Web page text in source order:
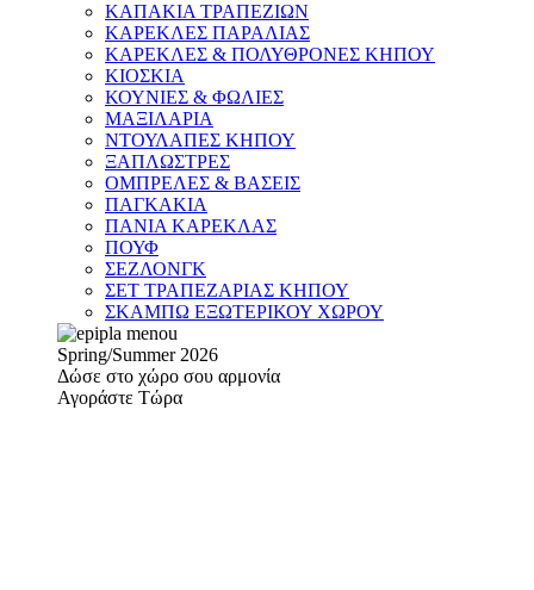
ΚΑΠΑΚΙΑ ΤΡΑΠΕΖΙΩΝ
ΚΑΡΕΚΛΕΣ ΠΑΡΑΛΙΑΣ
ΚΑΡΕΚΛΕΣ & ΠΟΛΥΘΡΟΝΕΣ ΚΗΠΟΥ
ΚΙΟΣΚΙΑ
ΚΟΥΝΙΕΣ & ΦΩΛΙΕΣ
ΜΑΞΙΛΑΡΙΑ
ΝΤΟΥΛΑΠΕΣ ΚΗΠΟΥ
ΞΑΠΛΩΣΤΡΕΣ
ΟΜΠΡΕΛΕΣ & ΒΑΣΕΙΣ
ΠΑΓΚΑΚΙΑ
ΠΑΝΙΑ ΚΑΡΕΚΛΑΣ
ΠΟΥΦ
ΣΕΖΛΟΝΓΚ
ΣΕΤ ΤΡΑΠΕΖΑΡΙΑΣ ΚΗΠΟΥ
ΣΚΑΜΠΩ ΕΞΩΤΕΡΙΚΟΥ ΧΩΡΟΥ
Spring/Summer 2026
Δώσε στο χώρο σου αρμονία
Αγοράστε Τώρα